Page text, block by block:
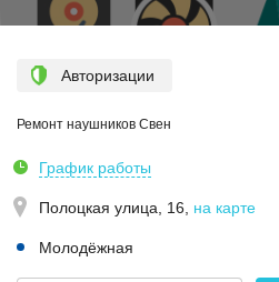
Авторизации
Ремонт наушников Свен
График работы
Полоцкая улица, 16 на карте
Молодёжная